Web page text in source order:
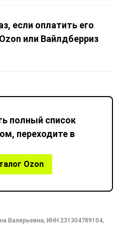
если оплатить его
или Вайлдберриз
полный список
переходите в
Ozon
Валерьевна, ИНН 231304789104,